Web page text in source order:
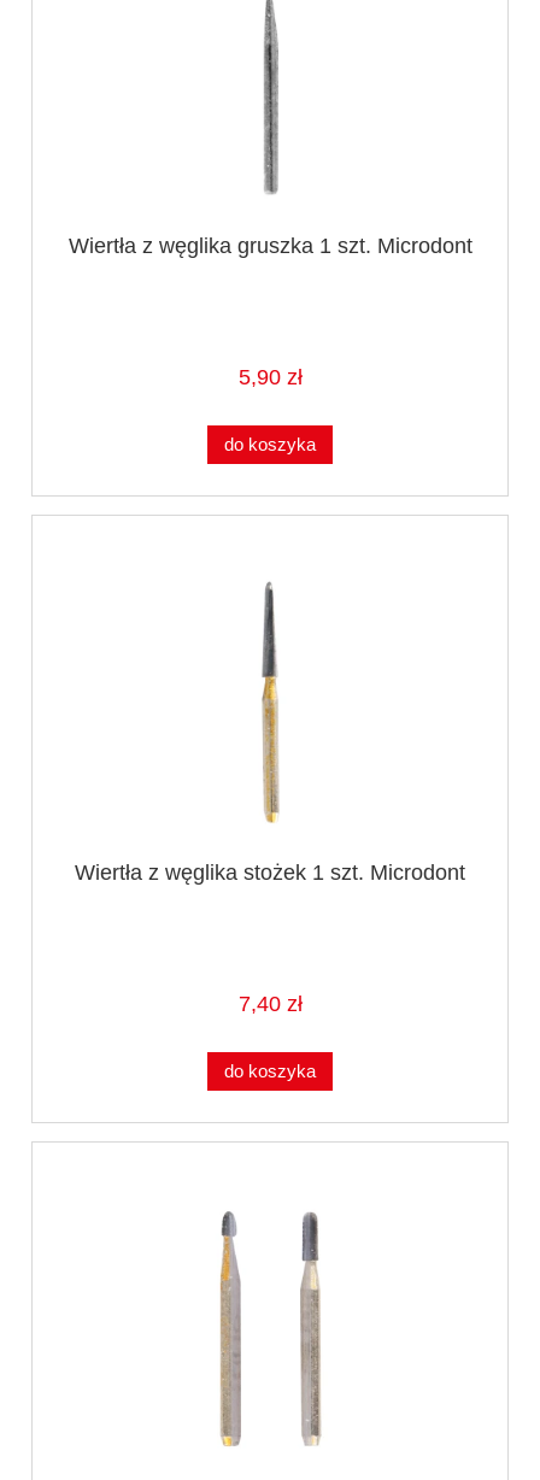
Wiertła z węglika gruszka 1 szt. Microdont
5,90 zł
do koszyka
Wiertła z węglika stożek 1 szt. Microdont
7,40 zł
do koszyka